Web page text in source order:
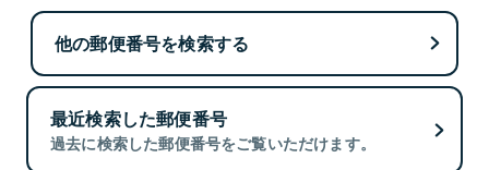
他の郵便番号を検索する
最近検索した郵便番号
過去に検索した郵便番号をご覧いただけます。